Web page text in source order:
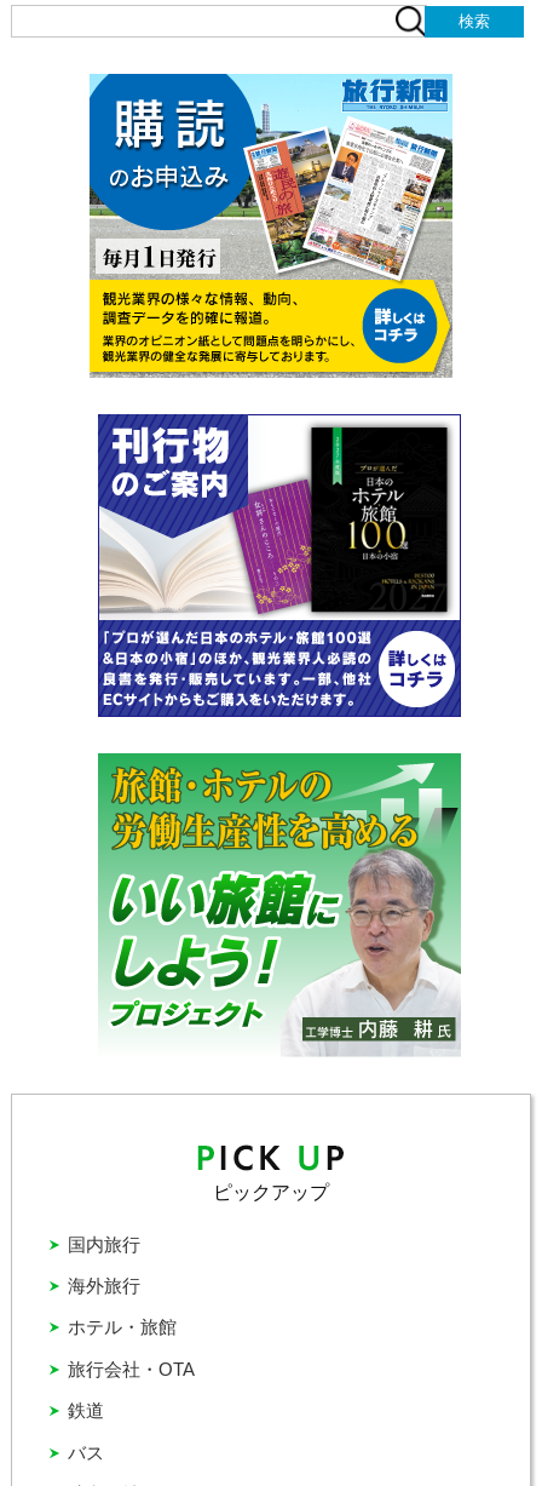
ピックアップ
バス
ホテル・旅館
国内旅行
旅行会社・OTA
海外旅行
鉄道